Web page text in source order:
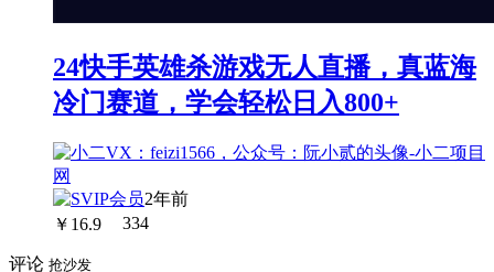
24快手英雄杀游戏无人直播，真蓝海
冷门赛道，学会轻松日入800+
2年前
￥ 16.9 334
评论 抢沙发